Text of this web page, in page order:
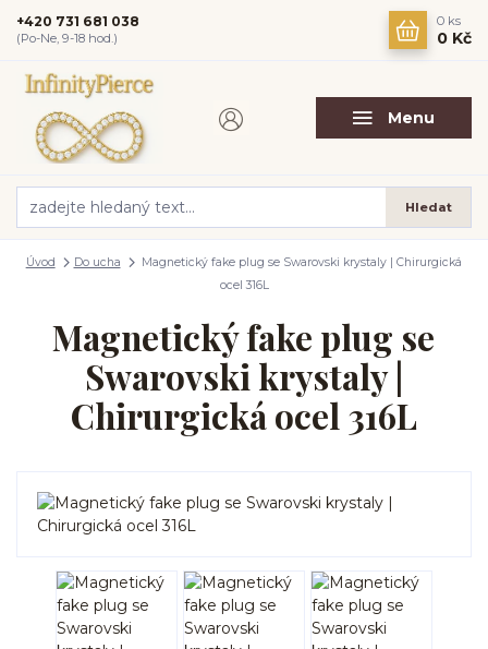
Menu
Hledat
+420 731 681 038
(Po-Ne, 9-18 hod.)
0 ks
0 Kč
Úvod Do ucha
Magnetický fake plug se Swarovski krystaly | Chirurgická
ocel 316L
Magnetický fake plug se
Swarovski krystaly |
Chirurgická ocel 316L